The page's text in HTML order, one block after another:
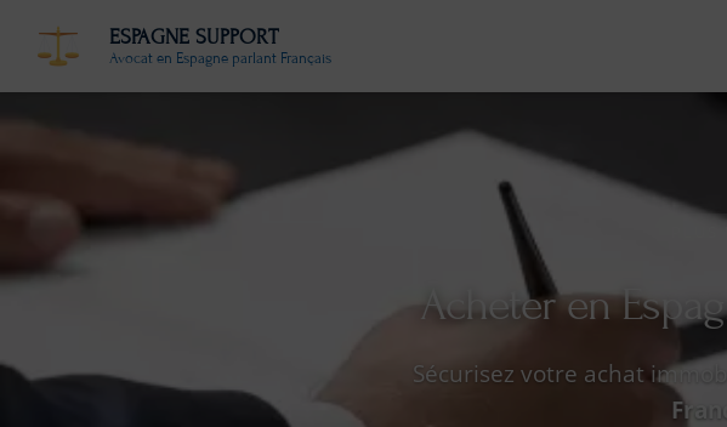
ESPAGNE SUPPORT
Avocat en Espagne parlant Français
Acheter en
Sécurisez votre achat